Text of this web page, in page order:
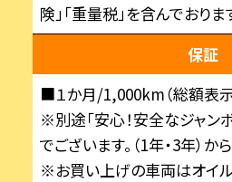
険」「重量税」を含んでおりま
保証
■１か月/1,000km（総額表
※別途「安心！安全なジャン
でございます。（1年・3年）か
※お買い上げの車両はオイ